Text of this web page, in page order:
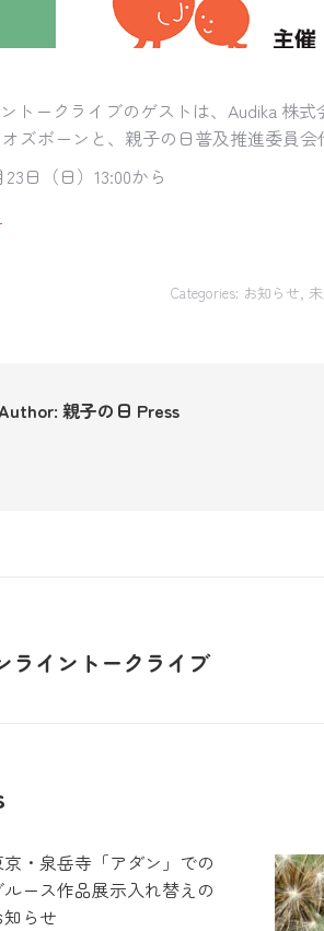
トークライブのゲストは、Audika 株
ズボーンと、親子の日普及推進委員会
日（日）13:00から
Categories: お知らせ,
親子の日 Press
ライントークライブ
・泉岳寺「アダン」での
ルース作品展示入れ替えの
知らせ